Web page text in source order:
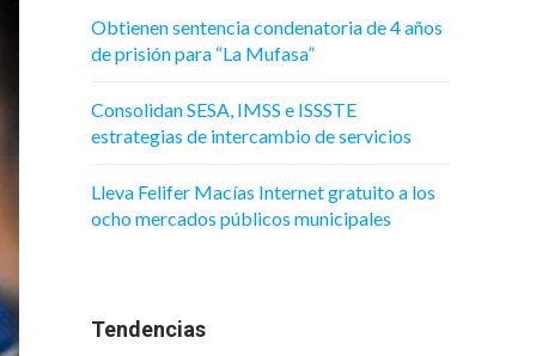
Obtienen sentencia condenatoria de 4 años
de prisión para “La Mufasa”
Consolidan SESA, IMSS e ISSSTE
estrategias de intercambio de servicios
Lleva Felifer Macías Internet gratuito a los
ocho mercados públicos municipales
Tendencias